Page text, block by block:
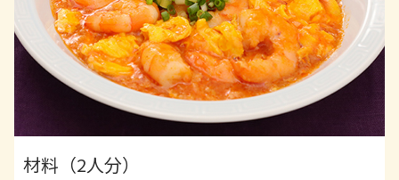
水…大さじ1
片栗粉…小さじ2
材料（2人分）